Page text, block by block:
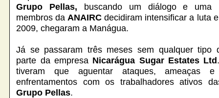
Grupo Pellas, buscando
um diálogo e uma
membros da ANAIRC decidiram intensificar a luta
2009, chegaram a Manágua.
Já se passaram três meses sem qualquer tipo
parte da empresa Nicarágua Sugar Estates Ltd
tiveram que aguentar ataques, ameaças
enfrentamentos com os trabalhadores ativos
Grupo Pellas.